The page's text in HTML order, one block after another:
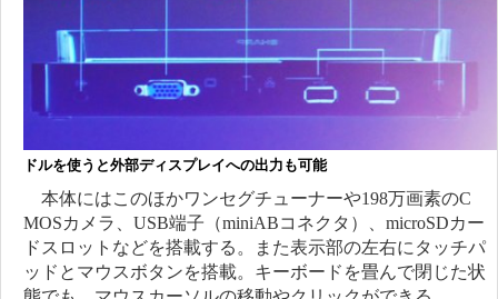
ドルを使うと外部ディスプレイへの出力も可能
本体にはこのほかワンセグチューナーや198万画素のC
MOSカメラ、USB端子（miniABコネクタ）、microSDカー
ドスロットなどを搭載する。また表示部の左右にタッチパ
ッドとマウスボタンを搭載。キーボードを畳んで閉じた状